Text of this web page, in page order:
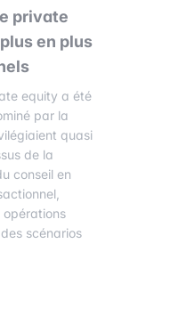
private
en plus
equity a été
par la
quasi
de la
conseil en
scénarios